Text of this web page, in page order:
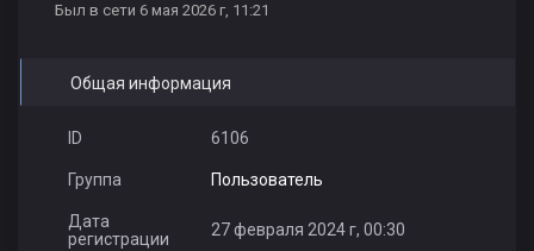
Был в сети 6 мая 2026 г, 11:21
Общая информация
ID 6106
Группа Пользователь
Дата
регистрации
27 февраля 2024 г, 00:30